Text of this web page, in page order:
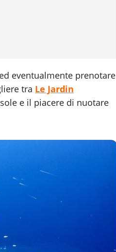
eventualmente prenotare
tra Le Jardin
e il piacere di nuotare